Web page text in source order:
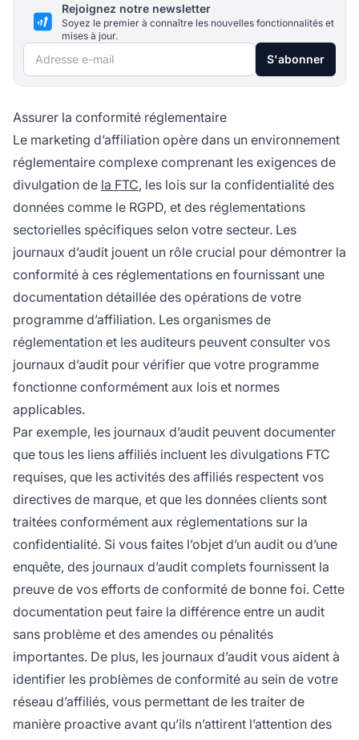
Rejoignez notre newsletter
Soyez le premier à connaître les nouvelles fonctionnalités et
mises à jour.
Adresse e-mail S'abonner
Assurer la conformité réglementaire
Le marketing d’affiliation opère dans un environnement
réglementaire complexe comprenant les exigences de
divulgation de la FTC, les lois sur la confidentialité des
données comme le RGPD, et des réglementations
sectorielles spécifiques selon votre secteur. Les
journaux d’audit jouent un rôle crucial pour démontrer la
conformité à ces réglementations en fournissant une
documentation détaillée des opérations de votre
programme d’affiliation. Les organismes de
réglementation et les auditeurs peuvent consulter vos
journaux d’audit pour vérifier que votre programme
fonctionne conformément aux lois et normes
applicables.
Par exemple, les journaux d’audit peuvent documenter
que tous les liens affiliés incluent les divulgations FTC
requises, que les activités des affiliés respectent vos
directives de marque, et que les données clients sont
traitées conformément aux réglementations sur la
confidentialité. Si vous faites l’objet d’un audit ou d’une
enquête, des journaux d’audit complets fournissent la
preuve de vos efforts de conformité de bonne foi. Cette
documentation peut faire la différence entre un audit
sans problème et des amendes ou pénalités
importantes. De plus, les journaux d’audit vous aident à
identifier les problèmes de conformité au sein de votre
réseau d’affiliés, vous permettant de les traiter de
manière proactive avant qu’ils n’attirent l’attention des